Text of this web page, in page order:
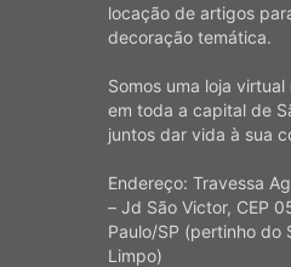
locação de artigos
decoração temática.
Somos uma loja
em toda a capital de
juntos dar vida à sua
Endereço: Travessa
– Jd São Victor, CEP
Paulo/SP (pertinho do
Limpo)